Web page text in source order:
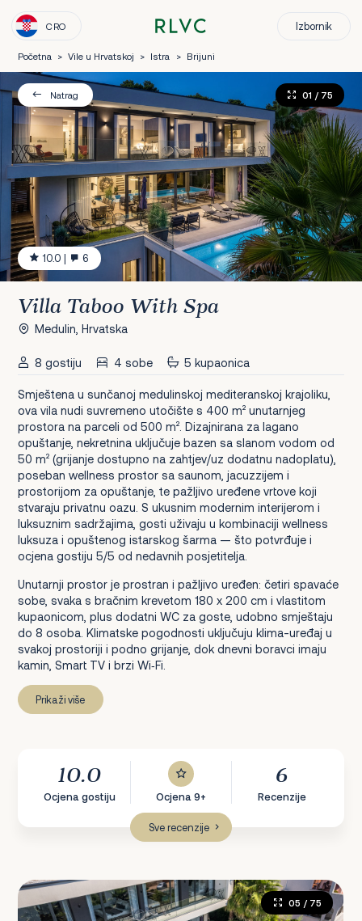
CRO Izbornik
Početna > Vile u Hrvatskoj > Istra > Brijuni
Natrag
10.0 | 6
01 / 75
Villa Taboo With Spa
Medulin, Hrvatska
8 gostiju 4 sobe 5 kupaonica
Smještena u sunčanoj medulinskoj mediteranskoj krajoliku,
ova vila nudi suvremeno utočište s 400 m² unutarnjeg
prostora na parceli od 500 m². Dizajnirana za lagano
opuštanje, nekretnina uključuje bazen sa slanom vodom od
50 m² (grijanje dostupno na zahtjev/uz dodatnu nadoplatu),
poseban wellness prostor sa saunom, jacuzzijem i
prostorijom za opuštanje, te pažljivo uređene vrtove koji
stvaraju privatnu oazu. S ukusnim modernim interijerom i
luksuznim sadržajima, gosti uživaju u kombinaciji wellness
luksuza i opuštenog istarskog šarma — što potvrđuje i
ocjena gostiju 5/5 od nedavnih posjetitelja.
Unutarnji prostor je prostran i pažljivo uređen: četiri spavaće
sobe, svaka s bračnim krevetom 180 x 200 cm i vlastitom
kupaonicom, plus dodatni WC za goste, udobno smještaju
do 8 osoba. Klimatske pogodnosti uključuju klima-uređaj u
svakoj prostoriji i podno grijanje, dok dnevni boravci imaju
kamin, Smart TV i brzi Wi‑Fi.
Prikaži više
10.0
Ocjena gostiju Ocjena 9+
6
Recenzije
Sve recenzije
05 / 75